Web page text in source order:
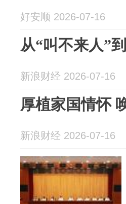
好安顺 2026-07-16
从“叫不来人”
新浪财经 2026-07-16
厚植家国情怀
新浪财经 2026-07-16